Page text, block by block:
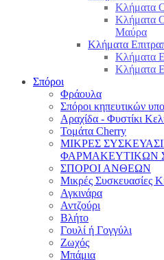
Κλήματα
Κλήματα
Μαύρα
Κλήματα
Κλήματα
Κλήματα
Σπόροι
Φράουλα
Σπόροι κηπευτικών
Αραχίδα - Φυστίκι
Τομάτα Cherry
ΜΙΚΡΕΣ
ΦΑΡΜΑΚΕΥΤΙΚΩΝ
ΣΠΟΡΟΙ ΑΝΘΕΩΝ
Μικρές Συσκευασίες
Αγκινάρα
Αντζούρι
Βλήτο
Γουλί ή Γογγύλι
Ζωχός
Μπάμια